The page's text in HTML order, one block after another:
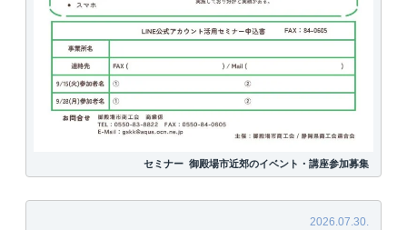
セミナー 御殿場市近郊のイベント・講座参加募集